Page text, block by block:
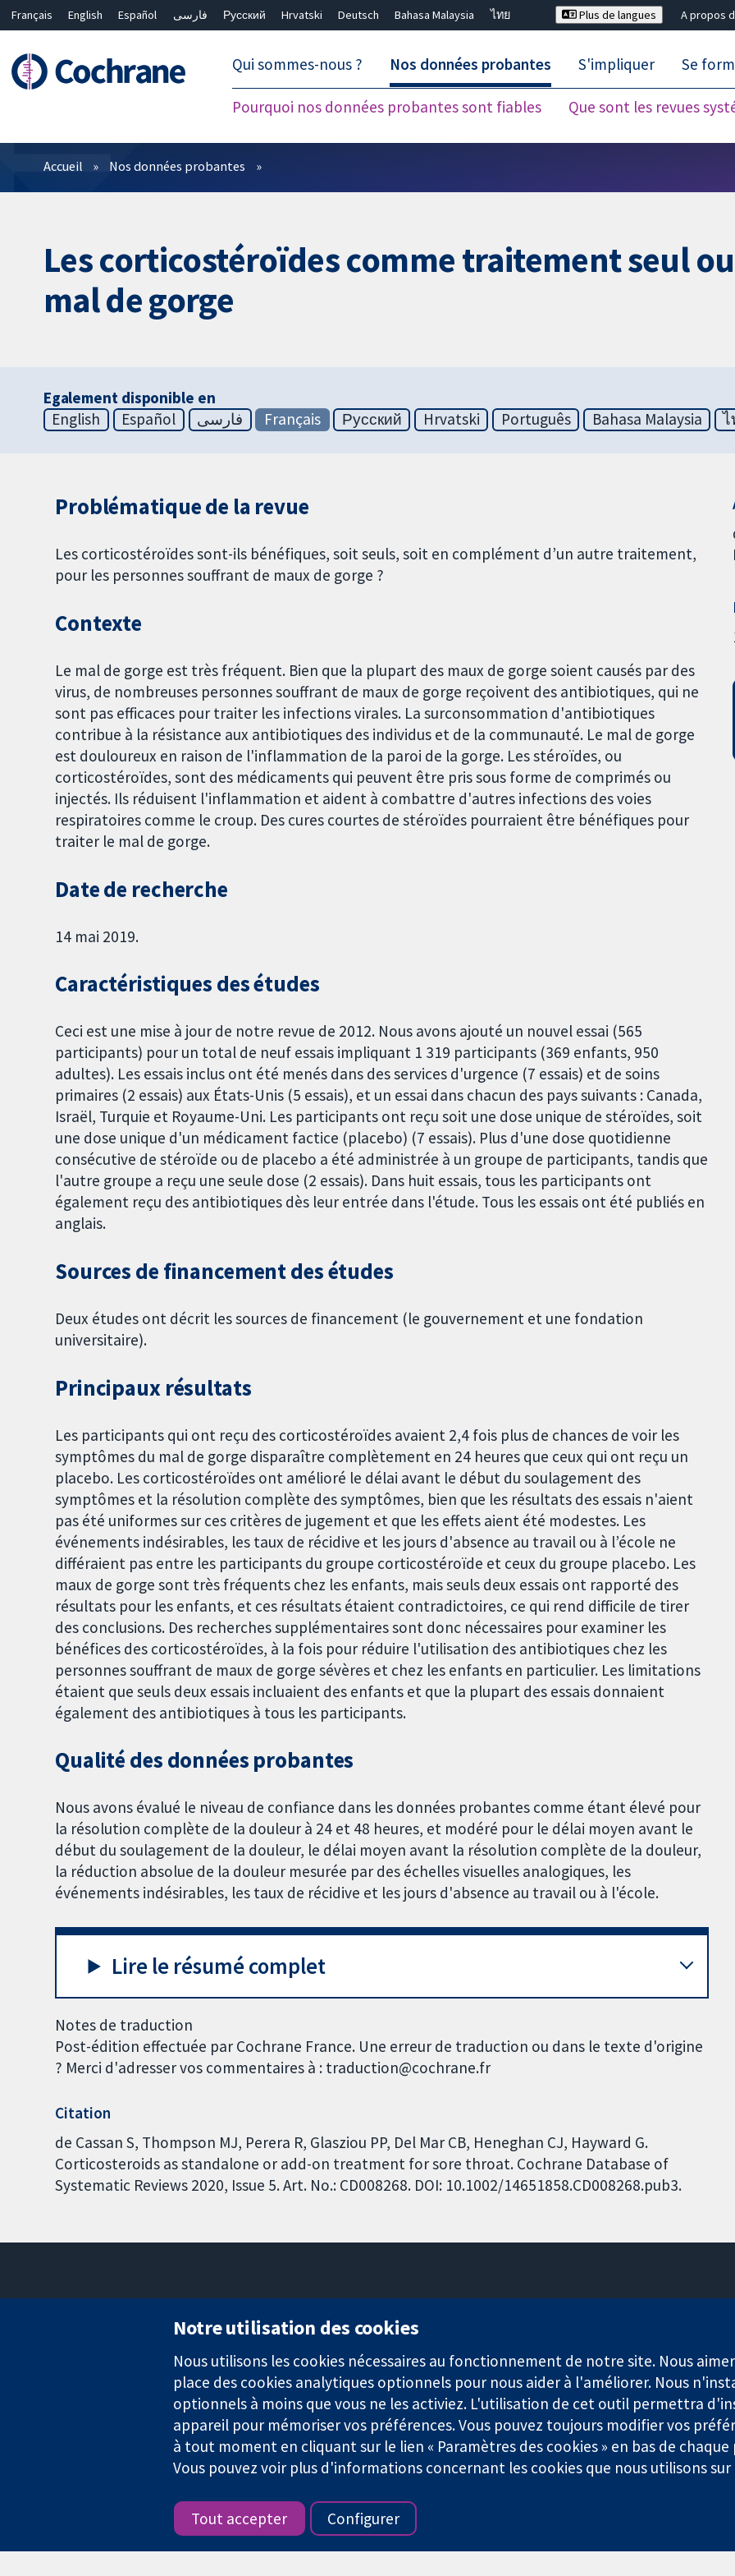
Français English Español فارسی Русский Hrvatski Deutsch Bahasa Malaysia
ไทย
Plus de langues A propos
Qui sommes-nous ? Nos données probantes
Pourquoi nos données probantes sont fiables Que sont les revues
S'impliquer Se
Filtres
Accueil Nos données probantes
Les corticostéroïdes comme traitement seul
mal de gorge
Egalement disponible en
English
Español فارسی Français Русский Hrvatski Português Bahasa Malaysia
Problématique de la revue
Les corticostéroïdes sont-ils bénéfiques, soit seuls, soit en complément d’un autre traitement,
pour les personnes souffrant de maux de gorge ?
Contexte
Le mal de gorge est très fréquent. Bien que la plupart des maux de gorge soient causés par des
virus, de nombreuses personnes souffrant de maux de gorge reçoivent des antibiotiques, qui ne
sont pas efficaces pour traiter les infections virales. La surconsommation d'antibiotiques
contribue à la résistance aux antibiotiques des individus et de la communauté. Le mal de gorge
est douloureux en raison de l'inflammation de la paroi de la gorge. Les stéroïdes, ou
corticostéroïdes, sont des médicaments qui peuvent être pris sous forme de comprimés ou
injectés. Ils réduisent l'inflammation et aident à combattre d'autres infections des voies
respiratoires comme le croup. Des cures courtes de stéroïdes pourraient être bénéfiques pour
traiter le mal de gorge.
Date de recherche
14 mai 2019.
Caractéristiques des études
Ceci est une mise à jour de notre revue de 2012. Nous avons ajouté un nouvel essai (565
participants) pour un total de neuf essais impliquant 1 319 participants (369 enfants, 950
adultes). Les essais inclus ont été menés dans des services d'urgence (7 essais) et de soins
primaires (2 essais) aux États-Unis (5 essais), et un essai dans chacun des pays suivants : Canada,
Israël, Turquie et Royaume-Uni. Les participants ont reçu soit une dose unique de stéroïdes, soit
une dose unique d'un médicament factice (placebo) (7 essais). Plus d'une dose quotidienne
consécutive de stéroïde ou de placebo a été administrée à un groupe de participants, tandis que
l'autre groupe a reçu une seule dose (2 essais). Dans huit essais, tous les participants ont
également reçu des antibiotiques dès leur entrée dans l'étude. Tous les essais ont été publiés en
anglais.
Sources de financement des études
Deux études ont décrit les sources de financement (le gouvernement et une fondation
universitaire).
Principaux résultats
Les participants qui ont reçu des corticostéroïdes avaient 2,4 fois plus de chances de voir les
symptômes du mal de gorge disparaître complètement en 24 heures que ceux qui ont reçu un
placebo. Les corticostéroïdes ont amélioré le délai avant le début du soulagement des
symptômes et la résolution complète des symptômes, bien que les résultats des essais n'aient
pas été uniformes sur ces critères de jugement et que les effets aient été modestes. Les
événements indésirables, les taux de récidive et les jours d'absence au travail ou à l’école ne
différaient pas entre les participants du groupe corticostéroïde et ceux du groupe placebo. Les
maux de gorge sont très fréquents chez les enfants, mais seuls deux essais ont rapporté des
résultats pour les enfants, et ces résultats étaient contradictoires, ce qui rend difficile de tirer
des conclusions. Des recherches supplémentaires sont donc nécessaires pour examiner les
bénéfices des corticostéroïdes, à la fois pour réduire l'utilisation des antibiotiques chez les
personnes souffrant de maux de gorge sévères et chez les enfants en particulier. Les limitations
étaient que seuls deux essais incluaient des enfants et que la plupart des essais donnaient
également des antibiotiques à tous les participants.
Qualité des données probantes
Nous avons évalué le niveau de confiance dans les données probantes comme étant élevé pour
la résolution complète de la douleur à 24 et 48 heures, et modéré pour le délai moyen avant le
début du soulagement de la douleur, le délai moyen avant la résolution complète de la douleur,
la réduction absolue de la douleur mesurée par des échelles visuelles analogiques, les
événements indésirables, les taux de récidive et les jours d'absence au travail ou à l'école.
Lire le résumé complet
Notes de traduction
Post-édition effectuée par Cochrane France. Une erreur de traduction ou dans le texte d'origine
? Merci d'adresser vos commentaires à : traduction@cochrane.fr
Citation
de Cassan S, Thompson MJ, Perera R, Glasziou PP, Del Mar CB, Heneghan CJ, Hayward G.
Corticosteroids as standalone or add-on treatment for sore throat. Cochrane Database of
Systematic Reviews 2020, Issue 5. Art. No.: CD008268. DOI: 10.1002/14651858.CD008268.pub3.
Londres
Royaume-Uni
La Collaboration Cochrane est une association caritative (n° 1045921) et une société à responsabilité limitée par garantie (n°
Copyright © 2026 The Cochrane Collaboration Conditions Générales
Notre utilisation des cookies
Nous utilisons les cookies nécessaires au fonctionnement de notre site. Nous
place des cookies analytiques optionnels pour nous aider à l'améliorer. Nous
optionnels à moins que vous ne les activiez. L'utilisation de cet outil permettra
appareil pour mémoriser vos préférences. Vous pouvez toujours modifier vos
à tout moment en cliquant sur le lien « Paramètres des cookies » en bas de chaque
Vous pouvez voir plus d'informations concernant les cookies que nous utilisons
Tout accepter Configurer